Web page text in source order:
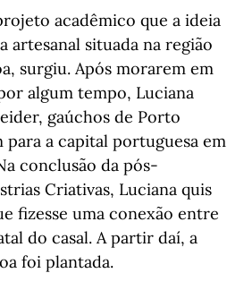
acadêmico que a ideia
artesanal situada na região
surgiu. Após morarem em
algum tempo, Luciana
gaúchos de Porto
para a capital portuguesa em
conclusão da pós-
Criativas, Luciana quis
fizesse uma conexão entre
do casal. A partir daí, a
foi plantada.